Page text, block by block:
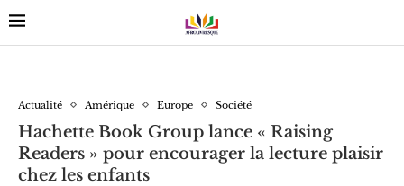
Actualité Amérique Europe Société
Hachette Book Group lance « Raising
Readers » pour encourager la lecture plaisir
chez les enfants